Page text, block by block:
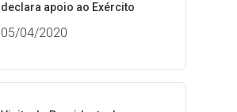
declara apoio ao Exército
05/04/2020